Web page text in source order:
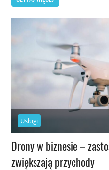
Usługi
Drony w biznesie –
zwiększają przychody